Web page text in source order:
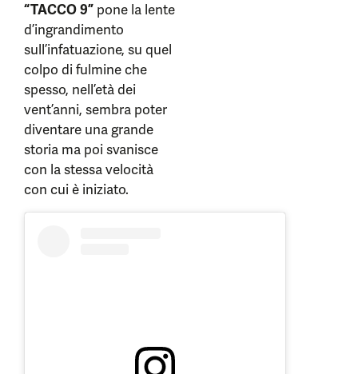
“TACCO 9” pone la lente
d’ingrandimento
sull’infatuazione, su quel
colpo di fulmine che
spesso, nell’età dei
vent’anni, sembra poter
diventare una grande
storia ma poi svanisce
con la stessa velocità
con cui è iniziato.